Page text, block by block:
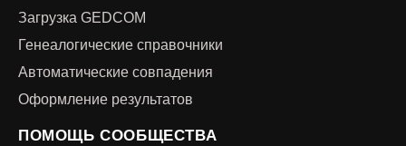
Загрузка GEDCOM
Генеалогические справочники
Автоматические совпадения
Оформление результатов
ПОМОЩЬ СООБЩЕСТВА